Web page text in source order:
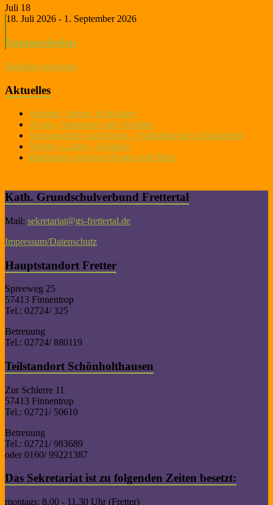
Juli 18
18. Juli 2026 - 1. September 2026
Sommerferien
Kalender anzeigen
Aktuelles
Sommer, Sonne, Schwitzen
Action, Abenteuer und Abseilen
Sonnenschein und Regen – Fußballturnier in Bamenohl
Werfen, Laufen, Schießen
Radfahren zwischen Regen und Hitze
Kath. Grundschulverbund Frettertal
Mail: sekretariat@gs-frettertal.de
Impressum/Datenschutz
Hauptstandort Fretter
Spreeweg 25
57413 Finnentrop
Tel.: 02724/ 325
Betreuung
Tel.: 02724/ 880119
Teilstandort Schönholthausen
Zur Schlerre 11
57413 Finnentrop
Tel.: 02721/ 50610
Betreuung
Tel.: 02721/ 983689
oder 0160/ 99221387
Das Sekretariat ist zu folgenden Zeiten besetzt:
montags: 8.00 - 11.30 Uhr (Fretter)